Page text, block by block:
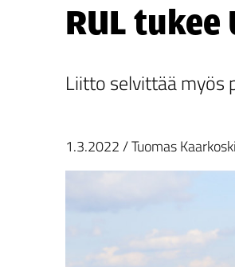
RUL
Liitto selvittää myös
1.3.2022/Tuomas Kaarkoski